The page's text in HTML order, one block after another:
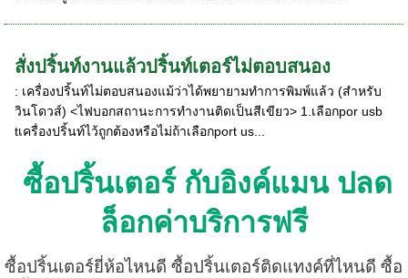
สั่งปริ้นท์งานแล้วปริ้นท์เตอร์ไม่ตอบสนอง
: เครื่องปริ้นท์ไม่ตอบสนองแม้ว่าได้พยายามทำการพิมพ์แล้ว (สำหรับ
วินโดวส์) <ไฟบอกสถานะการทำงานติดเป็นสีเขียว> 1.เลือกpor usb
tเครื่องปริ้นท์ไว้ถูกต้องหรือไม่ถ้าเลือกport us...
ซื้อปริ้นเตอร์ กับอิงค์แมน ปลด
ล็อกค่าบริการฟรี
ซื้อปริ้นเตอร์ยี่ห้อไหนดี ซื้อปริ้นเตอร์ติดแทงค์ที่ไหนดี ซื้อ